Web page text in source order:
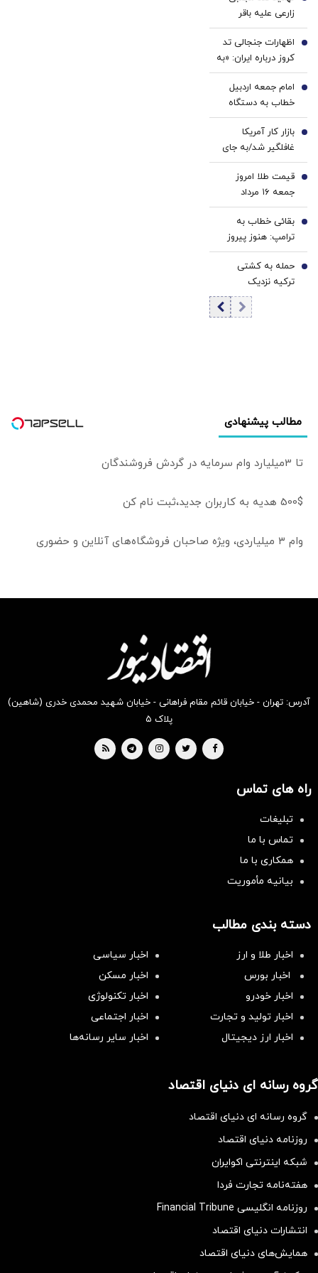
جوان
شو
کننده
خانگی
زارعی علیه باقر
خرازی:حاضرم با وضو
شلاقت را اجرا کنم
اظهارات جنجالی تد
کروز درباره ایران: «به
معترضان اسلحه
بدهید»
2
امام جمعه اردبیل
خطاب به دستگاه
قضا: دفتر رهبری
تکذیب کرد/ چرا با
خرازی برخورد
نمی‌شود؟
3
بازار کار آمریکا
غافلگیر شد/به جای
ایجاد شغل، ۲۳ هزار
شغل حذف شد
4
قیمت طلا امروز
جمعه ۱۶ مرداد
۱۴۰۵/ افزایش قیمت
طلا
5
بقائی خطاب به
ترامپ: هنوز پیروز
نشده‌اید که از غنائم
ایران حرف می‌زنید
6
حمله به کشتی
ترکیه نزدیک
روسیه/ پهپاد به
محل اقامت خدمه
7
مطالب پیشنهادی
تا 3میلیارد وام سرمایه در گردش فروشندگان
500$ هدیه به کاربران جدید،ثبت نام کن
وام ۳ میلیاردی، ویژه صاحبان فروشگاه‌های آنلاین و حضوری
آدرس: تهران - خیابان قائم مقام فراهانی - خیابان شهید محمدی خدری (شاهین)
پلاک ۵
راه های تماس
تبلیغات
تماس با ما
همکاری با ما
بیانیه مأموریت
دسته بندی مطالب
اخبار طلا و ارز
اخبار سیاسی
اخبار بورس
اخبار مسکن
اخبار خودرو
اخبار تکنولوژی
اخبار تولید و تجارت
اخبار اجتماعی
اخبار ارز دیجیتال
اخبار سایر رسانه‌‌ها
گروه رسانه ای دنیای اقتصاد
گروه رسانه ای دنیای اقتصاد
روزنامه دنیای اقتصاد
شبکه اینترنتی اکوایران
هفته‌نامه تجارت فردا
روزنامه انگلیسی Financial Tribune
انتشارات دنیای اقتصاد
همایش‌های دنیای اقتصاد